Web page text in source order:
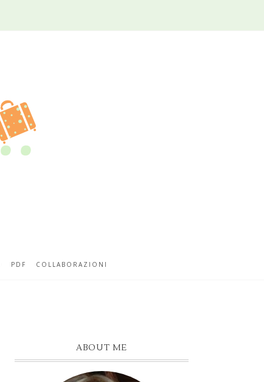
PDF COLLABORAZIONI
ABOUT ME